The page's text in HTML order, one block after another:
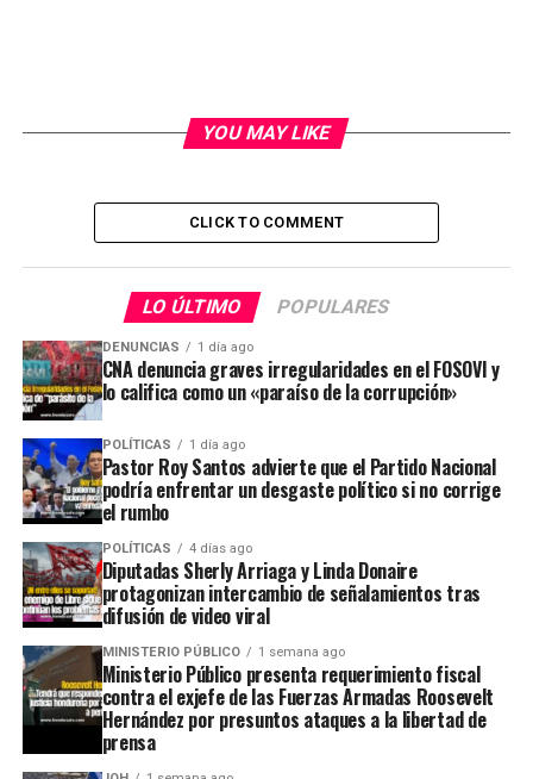
YOU MAY LIKE
CLICK TO COMMENT
LO ÚLTIMO POPULARES
DENUNCIAS 1 día ago
CNA denuncia graves irregularidades en el FOSOVI y
lo califica como un «paraíso de la corrupción»
POLÍTICAS 1 día ago
Pastor Roy Santos advierte que el Partido Nacional
podría enfrentar un desgaste político si no corrige
el rumbo
POLÍTICAS 4 días ago
Diputadas Sherly Arriaga y Linda Donaire
protagonizan intercambio de señalamientos tras
difusión de video viral
MINISTERIO PÚBLICO 1 semana ago
Ministerio Público presenta requerimiento fiscal
contra el exjefe de las Fuerzas Armadas Roosevelt
Hernández por presuntos ataques a la libertad de
prensa